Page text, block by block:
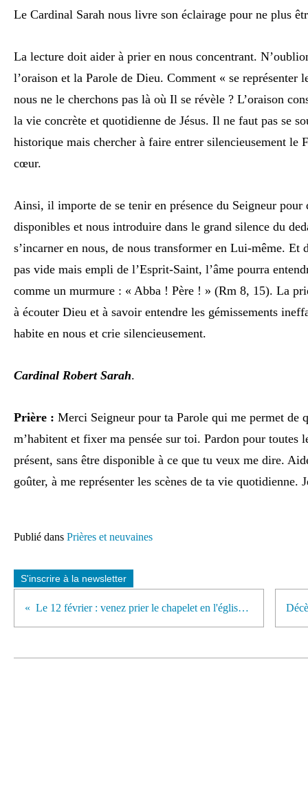
Le Cardinal Sarah nous livre son éclairage pour ne plus
La lecture doit aider à prier en nous concentrant.
l’oraison et la Parole de Dieu. Comment « se représenter
nous ne le cherchons pas là où Il se révèle ? L’oraison
la vie concrète et quotidienne de Jésus. Il ne faut pas se
historique mais chercher à faire entrer silencieusement le
cœur.
Ainsi, il importe de se tenir en présence du Seigneur pour
disponibles et nous introduire dans le grand silence du
s’incarner en nous, de nous transformer en Lui-même. Et
pas vide mais empli de l’Esprit-Saint, l’âme pourra
comme un murmure : « Abba ! Père ! » (Rm 8, 15). La
à écouter Dieu et à savoir entendre les gémissements
habite en nous et crie silencieusement.
Cardinal Robert Sarah.
Prière : Merci Seigneur pour ta Parole qui me permet de
m’habitent et fixer ma pensée sur toi. Pardon pour toutes
présent, sans être disponible à ce que tu veux me dire.
goûter, à me représenter les scènes de ta vie quotidienne.
Publié dans Prières et neuvaines
S'inscrire à la newsletter
Le 12 février : venez prier le chapelet en l'église St Etienne.